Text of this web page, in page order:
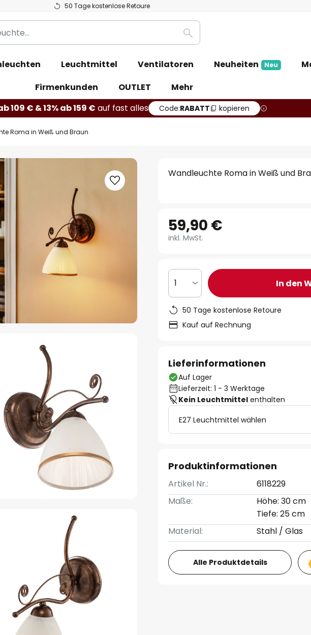
50 Tage kostenlose Retoure
Suche
Leuchtmittel Ventilatoren Neuheiten Neu
Firmenkunden
OUTLET
Mehr
109 € & 13% ab 159 € auf fast alles Code:RABATT kopieren
Roma in Weiß und Braun
Wandleuchte Roma in Weiß und
59,90 €
inkl. MwSt.
1 In den
50 Tage kostenlose Retoure
Kauf auf Rechnung
Lieferinformationen
Auf Lager
Lieferzeit: 1 - 3 Werktage
Kein Leuchtmittel enthalten
E27 Leuchtmittel wählen
Produktinformationen
Artikel Nr.:
6118229
Maße:
Höhe: 30 cm
Tiefe: 25 cm
Material:
Stahl / Glas
Alle Produktdetails